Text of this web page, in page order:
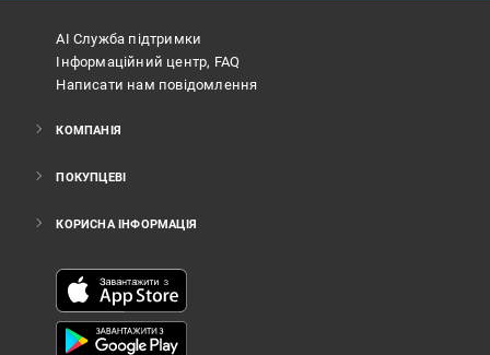
АІ Служба підтримки
Інформаційний центр, FAQ
Написати нам повідомлення
КОМПАНІЯ
ПОКУПЦЕВІ
КОРИСНА ІНФОРМАЦІЯ